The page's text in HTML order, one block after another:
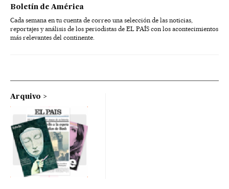
Boletín de América
Cada semana en tu cuenta de correo una selección de las noticias,
reportajes y análisis de los periodistas de EL PAÍS con los acontecimientos
más relevantes del continente.
Arquivo